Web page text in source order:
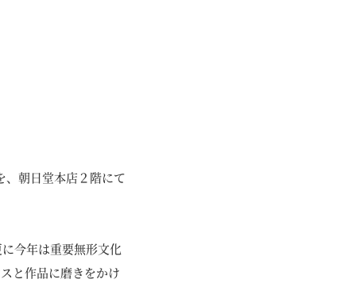
、朝日堂本店２階にて
今年は重要無形文化
と作品に磨きをかけ